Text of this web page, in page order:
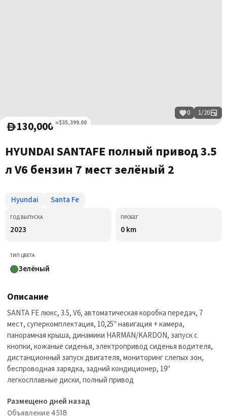
0 1/20
D130,000 ≈$35,399.00
HYUNDAI SANTAFE полный привод 3.5
л V6 бензин 7 мест зелёный 2
Hyundai Santa Fe
ГОД ВЫПУСКА
2023
ПРОБЕГ
0 km
ТИП ЦВЕТА
Зелёный
Описание
SANTA FE люкс, 3.5, V6, автоматическая коробка передач, 7
мест, суперкомплектация, 10,25" навигация + камера,
панорамная крыша, динамики HARMAN/KARDON, запуск с
кнопки, кожаные сиденья, электропривод сиденья водителя,
дистанционный запуск двигателя, мониторинг слепых зон,
беспроводная зарядка, задний кондиционер, 19"
легкосплавные диски, полный привод
Размещено дней назад
Объявление 4518